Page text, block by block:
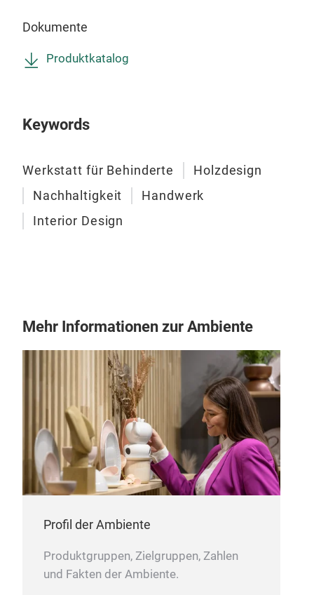
Dokumente
Produktkatalog
Keywords
Werkstatt für Behinderte
Holzdesign
Nachhaltigkeit
Handwerk
Interior Design
Mehr Informationen zur Ambiente
Profil der Ambiente
Produktgruppen, Zielgruppen, Zahlen
und Fakten der Ambiente.